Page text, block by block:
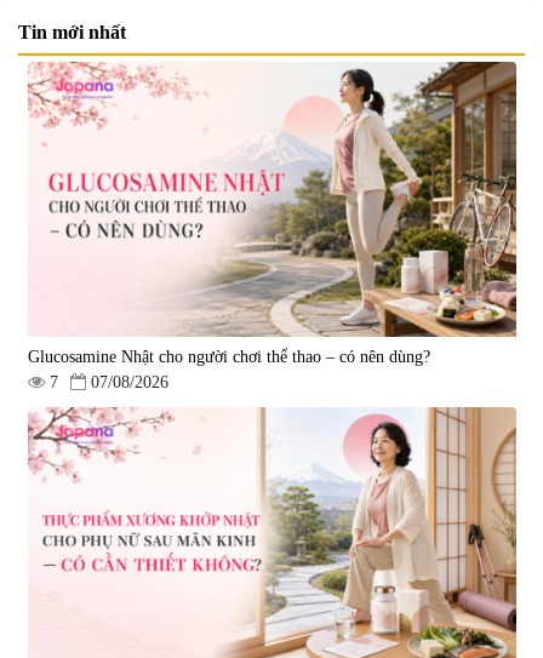
Viên uống bổ não Ribeto Shoji
|57.920
1.450.000 đ
Viên nang uống cải thiện thị lực,
trí nhớ DHA + EPA + Flaxseed
Oil 30 viên/gói - Date 02/2027
|52.346
225.000 đ
Tẩy tế bào chết Nichiei Bussan
Nano NMN+ Peeling Gel
|0
1.490.000 đ
Viên uống hỗ trợ bền thành
mạch, ngừa tai biến Elastin Plus
& Nattokinase Hokoen 80 viên
0
980.000 đ
Tin mới nhất
Glucosamine Nhật cho người chơi thể thao – có nên dùng?
7
07/08/2026